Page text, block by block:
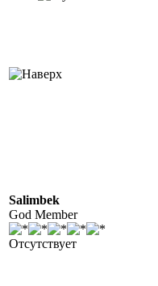
Salimbek
God Member
Отсутствует